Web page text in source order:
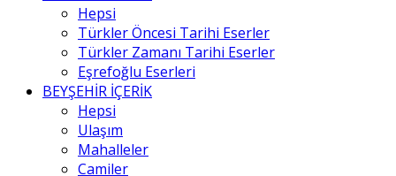
Hepsi
Türkler Öncesi Tarihi Eserler
Türkler Zamanı Tarihi Eserler
Eşrefoğlu Eserleri
BEYŞEHİR İÇERİK
Hepsi
Ulaşım
Mahalleler
Camiler